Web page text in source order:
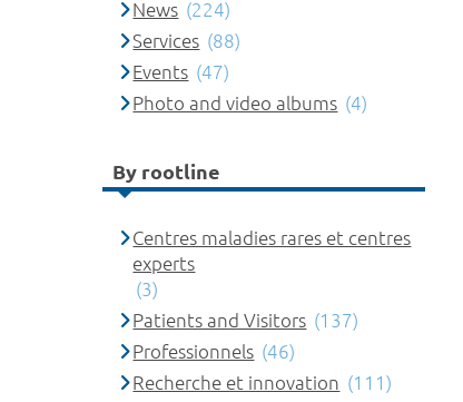
News (224)
Services (88)
Events (47)
Photo and video albums (4)
By rootline
Centres maladies rares et centres
experts
(3)
Patients and Visitors (137)
Professionnels (46)
Recherche et innovation (111)